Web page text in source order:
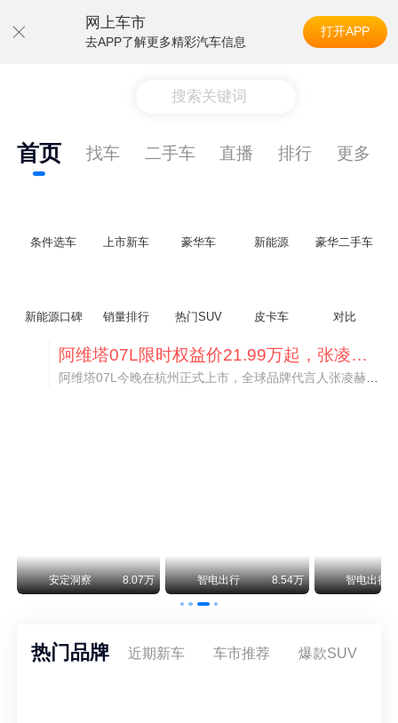
网上车市
去APP了解更多精彩汽车信息
打开APP
搜索关键词
首页 找车 二手车 直播 排行 更多
条件选车 上市新车 豪华车 新能源 豪华二手车
新能源口碑 销量排行 热门SUV 皮卡车 对比
阿维塔07L限时权益价21.99万起，张凌赫成首位车主
阿维塔07L今晚在杭州正式上市，全球品牌代言人张凌赫现场提车，成为这台车的第一位主人。三个版本：Elite纯电版22.99万，Max+后驱纯电版24.99万，Ultra三电机四驱版27.99万。
安定洞察 8.07万 智电出行 8.54万 智电出行
热门品牌 近期新车 车市推荐 爆款SUV